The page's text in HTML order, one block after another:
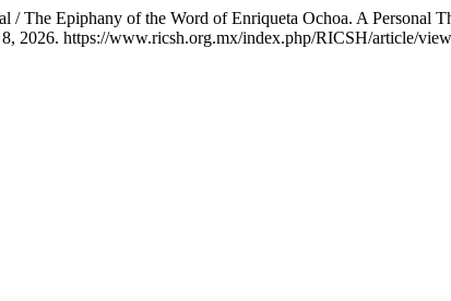
/ The Epiphany of the Word of Enriqueta Ochoa. A Personal
2026. https://www.ricsh.org.mx/index.php/RICSH/article/